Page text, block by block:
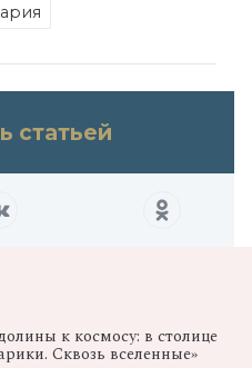
статьей
к космосу: в столице
Сквозь вселенные»